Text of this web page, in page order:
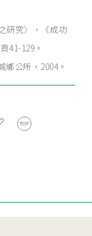
研究〉，《成功
41-129。
公所，2004。